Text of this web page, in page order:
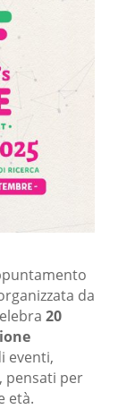
da
20
eventi,
pensati per
età.